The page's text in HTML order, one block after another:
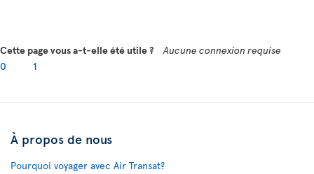
Cette page vous a-t-elle été utile ?
Aucune connexion requise
0
1
À propos de nous
Pourquoi voyager avec Air Transat?